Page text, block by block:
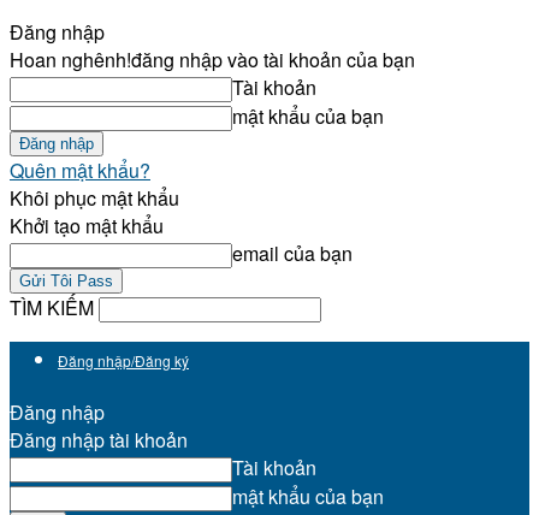
Đăng nhập
Hoan nghênh!đăng nhập vào tài khoản của bạn
Tài khoản
mật khẩu của bạn
Quên mật khẩu?
Khôi phục mật khẩu
Khởi tạo mật khẩu
email của bạn
TÌM KIẾM
Đăng nhập/Đăng ký
Đăng nhập
Đăng nhập tài khoản
Tài khoản
mật khẩu của bạn